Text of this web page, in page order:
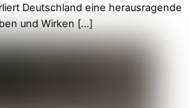
Deutschland eine herausragende
und Wirken […]